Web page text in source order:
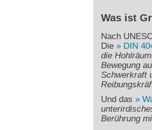
Was ist
Nach
Die
DIN
die
Bewegung
Schwerkraft
Und das
Berührung